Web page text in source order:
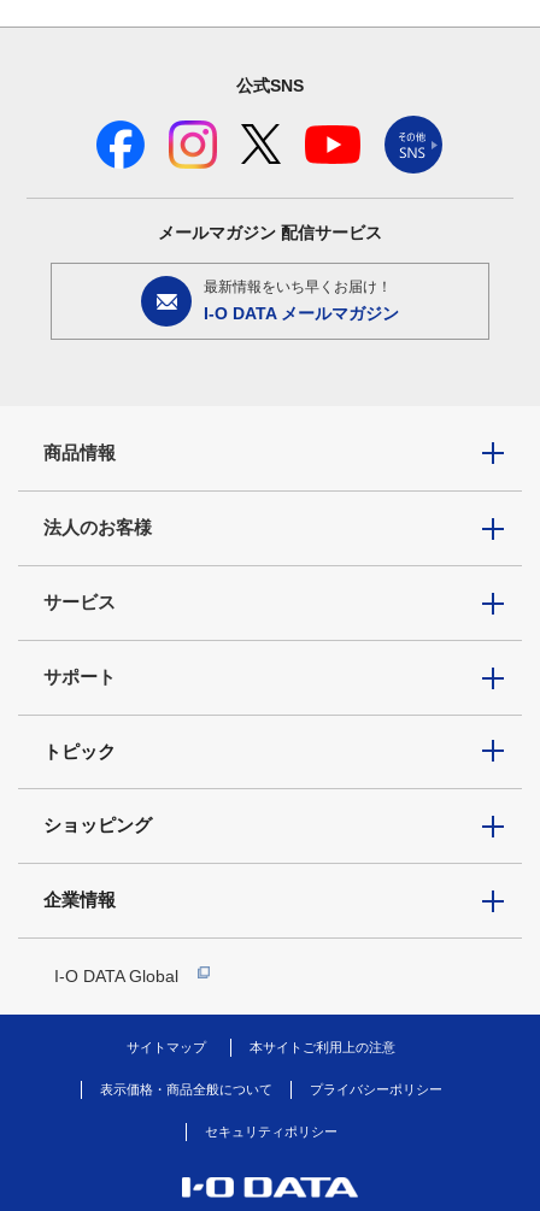
公式SNS
メールマガジン 配信サービス
最新情報をいち早くお届け！
I-O DATA メールマガジン
商品情報
法人のお客様
サービス
サポート
トピック
ショッピング
企業情報
I-O DATA Global
サイトマップ 本サイトご利用上の注意
表示価格・商品全般について プライバシーポリシー
セキュリティポリシー